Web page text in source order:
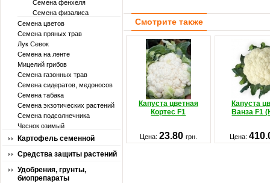
Семена фенхеля
Семена физалиса
Семена цветов
Семена пряных трав
Лук Севок
Семена на ленте
Мицелий грибов
Семена газонных трав
Семена сидератов, медоносов
Семена табака
Семена экзотических растений
Семена подсолнечника
Чеснок озимый
Картофель семенной
Средства защиты растений
Удобрения, грунты,
биопрепараты
Смотрите также
Капуста цветная
Кортес F1
Капуста
Ванза F1
Цена: 23.80 грн. Цена: